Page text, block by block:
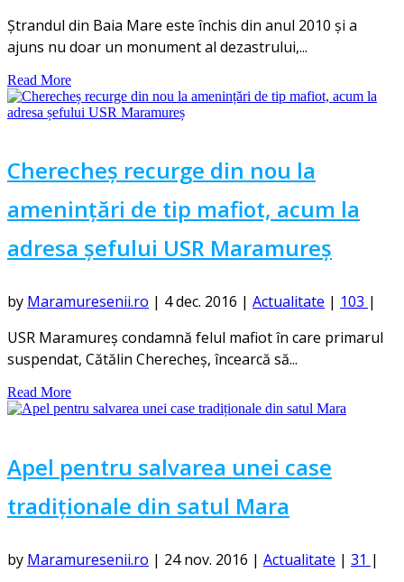
Ștrandul din Baia Mare este închis din anul 2010 și a
ajuns nu doar un monument al dezastrului,...
Read More
Cherecheș recurge din nou la
amenințări de tip mafiot, acum la
adresa șefului USR Maramureș
by Maramuresenii.ro | 4 dec. 2016 | Actualitate | 103 |
USR Maramureş condamnă felul mafiot în care primarul
suspendat, Cătălin Cherecheş, încearcă să...
Read More
Apel pentru salvarea unei case
tradiționale din satul Mara
by Maramuresenii.ro | 24 nov. 2016 | Actualitate | 31 |